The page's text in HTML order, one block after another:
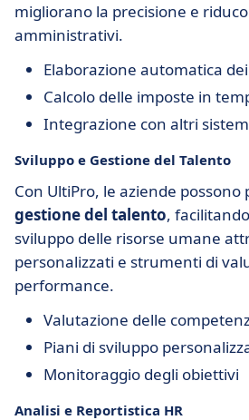
migliorano la precisione e
amministrativi.
Elaborazione automatica
Calcolo delle imposte in
Integrazione con altri
Sviluppo e Gestione del Talento
Con UltiPro, le aziende possono
gestione del talento,
sviluppo delle risorse umane
personalizzati e strumenti di
performance.
Valutazione delle
Piani di sviluppo
Monitoraggio degli obiettivi
Analisi e Reportistica HR